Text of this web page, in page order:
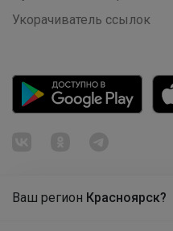
Ваш регион Красноярск?
Укорачиватель ссылок
коротким рукавом
Продолжая использовать